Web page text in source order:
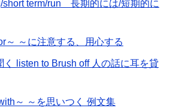
short term/run 長期的には/短期的に
～ ～に注意する、用心する
く listen to Brush off 人の話に耳を貸
～ ～を思いつく 例文集